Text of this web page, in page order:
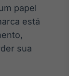
papel
está
sua